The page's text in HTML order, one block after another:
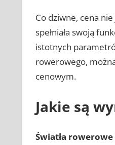
Co dziwne, cena
spełniała swoją
istotnych
rowerowego,
cenowym.
Jakie są
Światła rowerowe